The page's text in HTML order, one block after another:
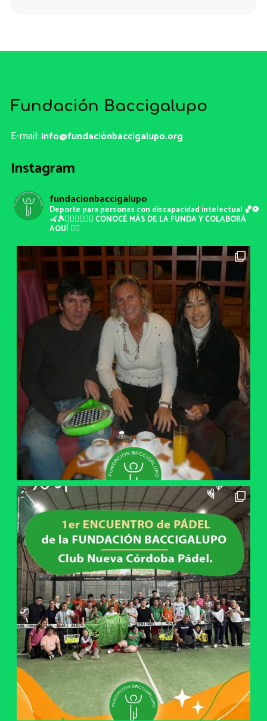
Fundación Baccigalupo
E-mail: info@fundaciónbaccigalupo.org
Instagram
fundacionbaccigalupo
Deporte para personas con discapacidad intelectual 🏀⚽️
🏑🎾🏃🏽‍♀️🏃🏽‍♂️ CONOCÉ MÁS DE LA FUNDA Y COLABORÁ
AQUÍ 👇🏾